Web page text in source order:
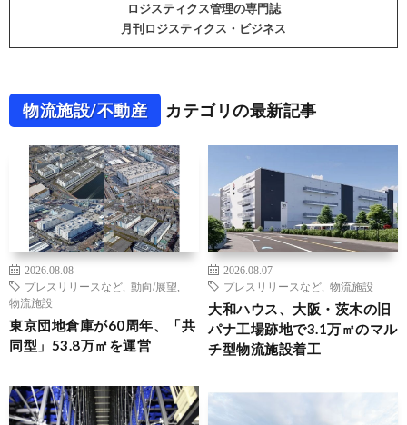
ロジスティクス管理の専門誌
月刊ロジスティクス・ビジネス
物流施設/不動産 カテゴリの最新記事
2026.08.08
プレスリリースなど
動向/展望
物流施設
東京団地倉庫が60周年、「共
同型」53.8万㎡を運営
2026.08.07
プレスリリースなど
物流施設
大和ハウス、大阪・茨木の旧
パナ工場跡地で3.1万㎡のマル
チ型物流施設着工